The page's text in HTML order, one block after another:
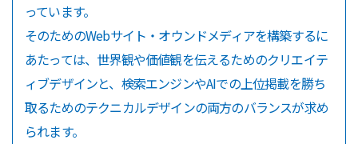
っています。
そのためのWebサイト・オウンドメディアを構築するに
あたっては、世界観や価値観を伝えるためのクリエイテ
ィブデザインと、検索エンジンやAIでの上位掲載を勝ち
取るためのテクニカルデザインの両方のバランスが求め
られます。